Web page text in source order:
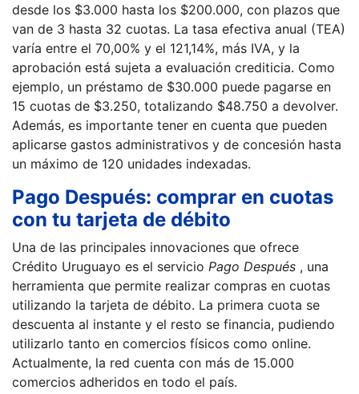
desde los $3.000 hasta los $200.000, con plazos que
van de 3 hasta 32 cuotas. La tasa efectiva anual (TEA)
varía entre el 70,00% y el 121,14%, más IVA, y la
aprobación está sujeta a evaluación crediticia. Como
ejemplo, un préstamo de $30.000 puede pagarse en
15 cuotas de $3.250, totalizando $48.750 a devolver.
Además, es importante tener en cuenta que pueden
aplicarse gastos administrativos y de concesión hasta
un máximo de 120 unidades indexadas.
Pago Después: comprar en cuotas
con tu tarjeta de débito
Una de las principales innovaciones que ofrece
Crédito Uruguayo es el servicio Pago Después , una
herramienta que permite realizar compras en cuotas
utilizando la tarjeta de débito. La primera cuota se
descuenta al instante y el resto se financia, pudiendo
utilizarlo tanto en comercios físicos como online.
Actualmente, la red cuenta con más de 15.000
comercios adheridos en todo el país.